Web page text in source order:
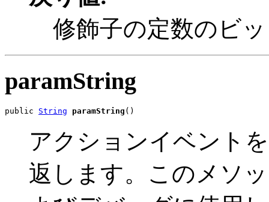
修飾子の定数のビ
paramString
public String paramString ()
アクションイベント
返します。このメソ